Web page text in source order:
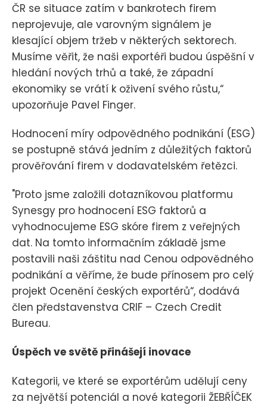
ČR se situace zatím v bankrotech firem
neprojevuje, ale varovným signálem je
klesající objem tržeb v některých sektorech.
Musíme věřit, že naši exportéři budou úspěšní v
hledání nových trhů a také, že západní
ekonomiky se vrátí k oživení svého růstu,“
upozorňuje Pavel Finger.
Hodnocení míry odpovědného podnikání (ESG)
se postupně stává jedním z důležitých faktorů
prověřování firem v dodavatelském řetězci.
"Proto jsme založili dotazníkovou platformu
Synesgy pro hodnocení ESG faktorů a
vyhodnocujeme ESG skóre firem z veřejných
dat. Na tomto informačním základě jsme
postavili naši záštitu nad Cenou odpovědného
podnikání a věříme, že bude přínosem pro celý
projekt Ocenění českých exportérů“, dodává
člen představenstva CRIF – Czech Credit
Bureau.
Úspěch ve světě přinášejí inovace
Kategorii, ve které se exportérům udělují ceny
za největší potenciál a nové kategorii ŽEBŘÍČEK